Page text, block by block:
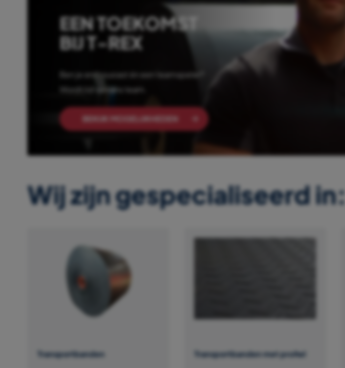
EEN TOEKOMST
BIJ T-REX
Ben je enthousiast én een teamspeler?
Wordt lid van ons team.
BEKIJK MOGELIJKHEDEN
Wij zijn gespecialiseerd in:
Transportbanden Transportbanden met profiel